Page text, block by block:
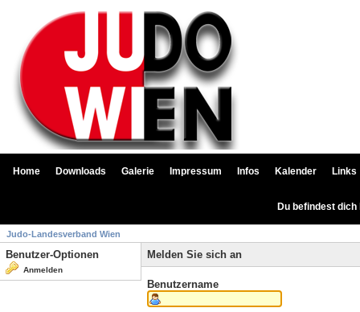
Home Downloads Galerie Impressum Infos Kalender Links
Du befindest
Judo-Landesverband Wien
Benutzer-Optionen
Anmelden
Melden Sie sich an
Benutzername